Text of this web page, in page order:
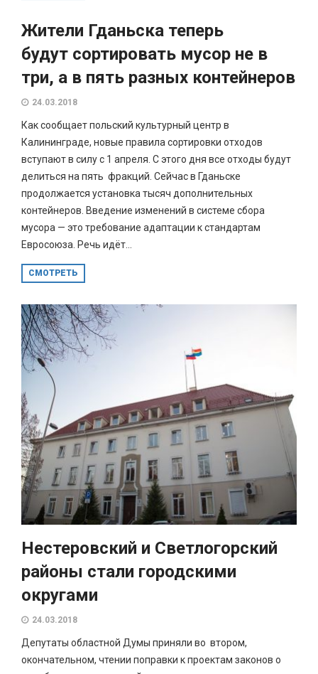
Жители Гданьска теперь
будут сортировать мусор не в
три, а в пять разных контейнеров
24.03.2018
Как сообщает польский культурный центр в
Калининграде, новые правила сортировки отходов
вступают в силу с 1 апреля. С этого дня все отходы будут
делиться на пять фракций. Сейчас в Гданьске
продолжается установка тысяч дополнительных
контейнеров. Введение изменений в системе сбора
мусора — это требование адаптации к стандартам
Евросоюза. Речь идёт...
СМОТРЕТЬ
Нестеровский и Светлогорский
районы стали городскими
округами
24.03.2018
Депутаты областной Думы приняли во втором,
окончательном, чтении поправки к проектам законов о